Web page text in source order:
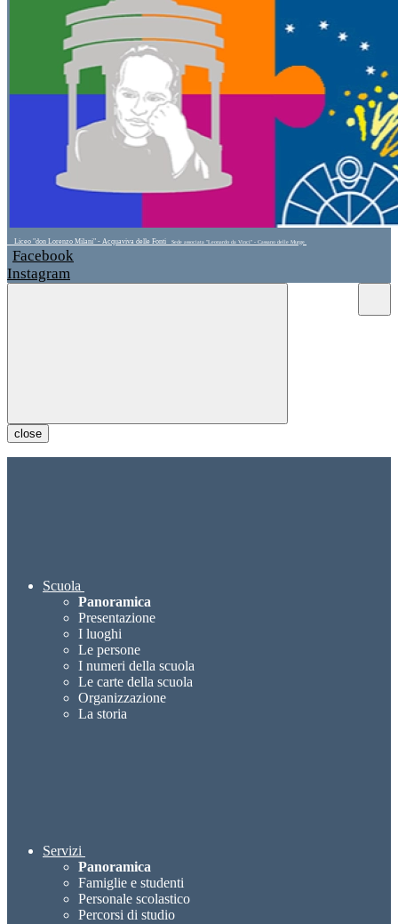
Liceo "don Lorenzo Milani" - Acquaviva delle Fonti Sede associata "Leonardo da Vinci" - Cassano delle Murge
Facebook
Instagram
close
Scuola
Panoramica
Presentazione
I luoghi
Le persone
I numeri della scuola
Le carte della scuola
Organizzazione
La storia
Servizi
Panoramica
Famiglie e studenti
Personale scolastico
Percorsi di studio